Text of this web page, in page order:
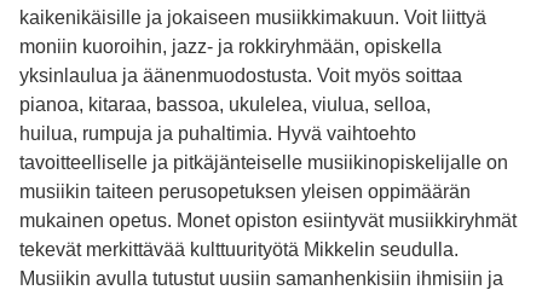
kaikenikäisille ja jokaiseen musiikkimakuun. Voit liittyä
moniin kuoroihin, jazz- ja rokkiryhmään, opiskella
yksinlaulua ja äänenmuodostusta. Voit myös soittaa
pianoa, kitaraa, bassoa, ukulelea, viulua, selloa,
huilua, rumpuja ja puhaltimia. Hyvä vaihtoehto
tavoitteelliselle ja pitkäjänteiselle musiikinopiskelijalle on
musiikin taiteen perusopetuksen yleisen oppimäärän
mukainen opetus. Monet opiston esiintyvät musiikkiryhmät
tekevät merkittävää kulttuurityötä Mikkelin seudulla.
Musiikin avulla tutustut uusiin samanhenkisiin ihmisiin ja